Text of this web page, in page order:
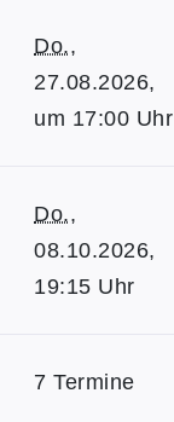
Do.,
27.08.2026,
um 17:00 Uhr
Do.,
08.10.2026,
19:15 Uhr
7 Termine